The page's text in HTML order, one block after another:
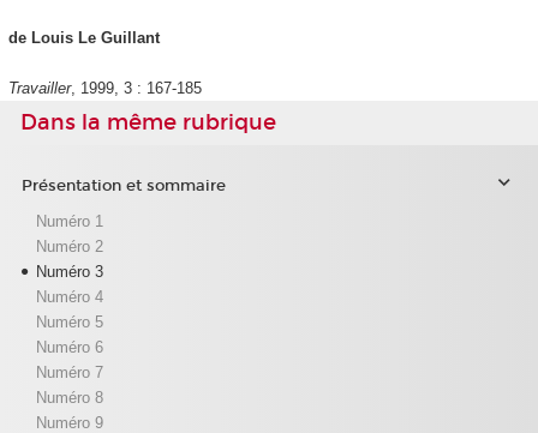
de Louis Le Guillant
Travailler, 1999, 3 : 167-185
Dans la même rubrique
Présentation et sommaire
Numéro 1
Numéro 2
Numéro 3
Numéro 4
Numéro 5
Numéro 6
Numéro 7
Numéro 8
Numéro 9